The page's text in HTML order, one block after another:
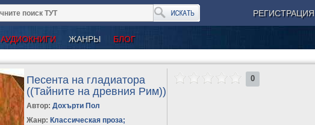
РЕГИСТРАЦИЯ
АУДИОКНИГИ ЖАНРЫ БЛОГ
Песента на гладиатора
((Тайните на древния Рим))
Автор:Дохърти Пол
Жанр: Классическая проза;
0